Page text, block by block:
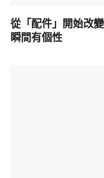
從「配件」開始改
瞬間有個性